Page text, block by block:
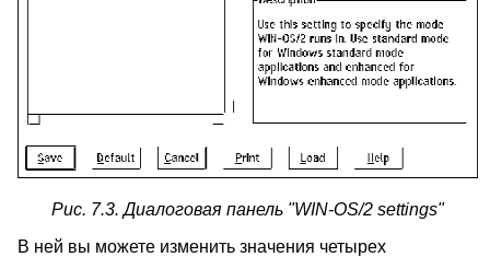
Рис. 7.3. Диалоговая панель "WIN-OS/2 settings"
В ней вы можете изменить значения четырех